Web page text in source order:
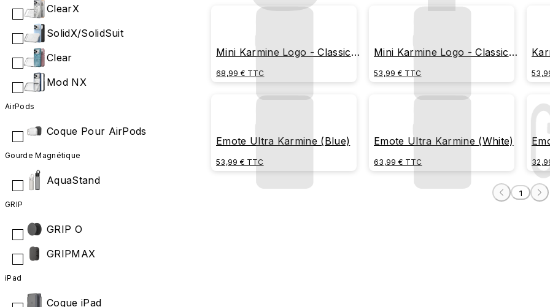
ClearX
SolidX/SolidSuit
Clear
Mod NX
AirPods
Coque Pour AirPods
Gourde Magnétique
AquaStand
GRIP
GRIP O
GRIPMAX
iPad
Coque iPad
Mini Karmine Logo - Classic
68,99 € TTC
Mini Karmine Logo - Classic
53,99 € TTC
Emote Ultra Karmine (Blue)
53,99 € TTC
Emote Ultra Karmine (White)
63,99 € TTC
1